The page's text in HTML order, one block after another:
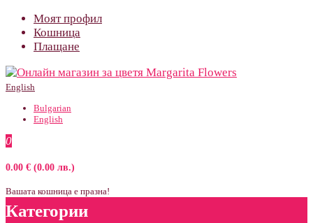
Моят профил
Кошница
Плащане
English
Bulgarian
English
0
0.00 € (0.00 лв.)
Вашата кошница е празна!
Категории